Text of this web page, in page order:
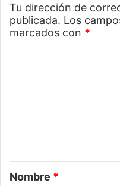
Tu dirección de
publicada. Los
marcados con *
a
r
Nombre *